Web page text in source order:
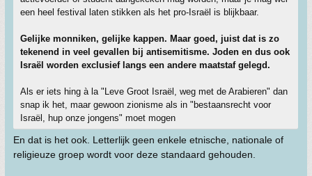
een heel festival laten stikken als het pro-Israël is blijkbaar.
Gelijke monniken, gelijke kappen. Maar goed, juist dat is zo
tekenend in veel gevallen bij antisemitisme. Joden en dus ook
Israël worden exclusief langs een andere maatstaf gelegd.
Als er iets hing à la "Leve Groot Israël, weg met de Arabieren" dan
snap ik het, maar gewoon zionisme als in "bestaansrecht voor
Israël, hup onze jongens" moet mogen
En dat is het ook. Letterlijk geen enkele etnische, nationale of
religieuze groep wordt voor deze standaard gehouden.